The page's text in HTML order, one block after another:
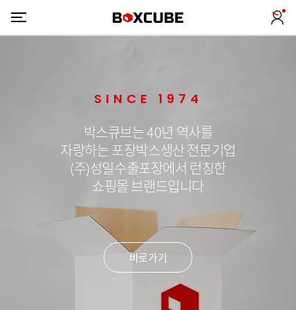
SINCE 1974
박스큐브는 40년 역사를
자랑하는 포장박스생산 전문기업
(주)성일수출포장에서 런칭한
쇼핑몰 브랜드입니다
바로가기